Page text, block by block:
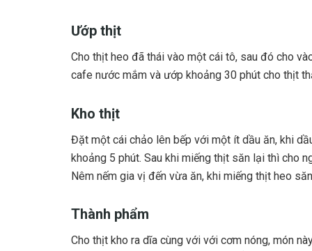
Ướp thịt
Cho thịt heo đã thái vào một cái tô, sau đó cho
cafe nước mắm và ướp khoảng 30 phút cho thịt
Kho thịt
Đặt một cái chảo lên bếp với một ít dầu ăn, khi
khoảng 5 phút. Sau khi miếng thịt săn lại thì cho
Nêm nếm gia vị đến vừa ăn, khi miếng thịt heo
Thành phẩm
Cho thịt kho ra dĩa cùng với với cơm nóng, món